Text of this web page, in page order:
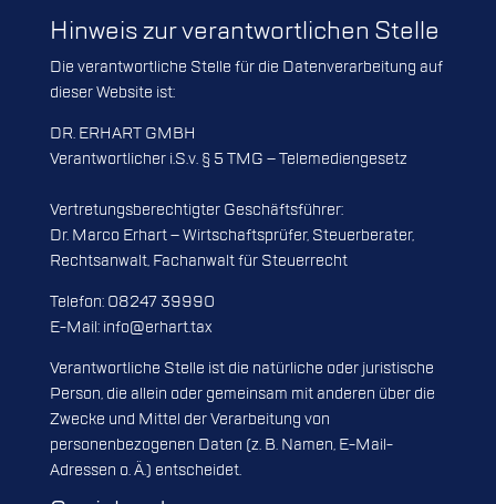
Hinweis zur verantwortlichen Stelle
Die verantwortliche Stelle für die Datenverarbeitung auf
dieser Website ist:
DR. ERHART GMBH
Verantwortlicher i.S.v. § 5 TMG – Telemediengesetz
Vertretungsberechtigter Geschäftsführer:
Dr. Marco Erhart – Wirtschaftsprüfer, Steuerberater,
Rechtsanwalt, Fachanwalt für Steuerrecht
Telefon: 08247 39990
E-Mail: info@erhart.tax
Verantwortliche Stelle ist die natürliche oder juristische
Person, die allein oder gemeinsam mit anderen über die
Zwecke und Mittel der Verarbeitung von
personenbezogenen Daten (z. B. Namen, E-Mail-
Adressen o. Ä.) entscheidet.